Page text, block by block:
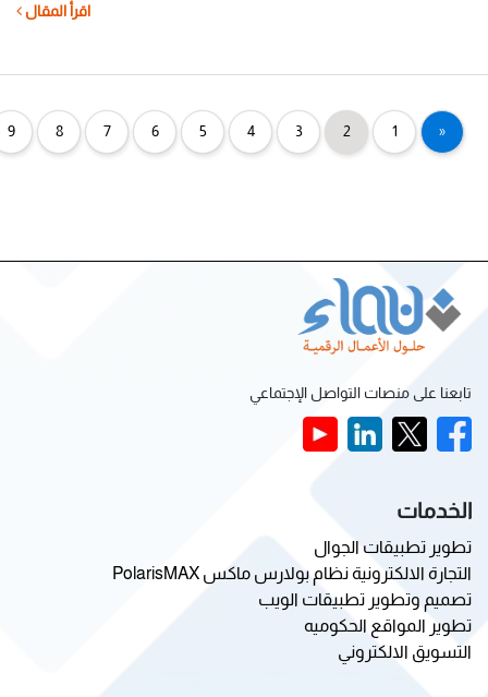
اقرأ المقال
«
1
2
3
4
5
6
7
8
9
تابعنا على منصات التواصل الإجتماعي
الخدمات
تطوير تطبيقات الجوال
التجارة الالكترونية نظام بولارس ماكس PolarisMAX
تصميم وتطوير تطبيقات الويب
تطوير المواقع الحكوميه
التسويق الالكتروني